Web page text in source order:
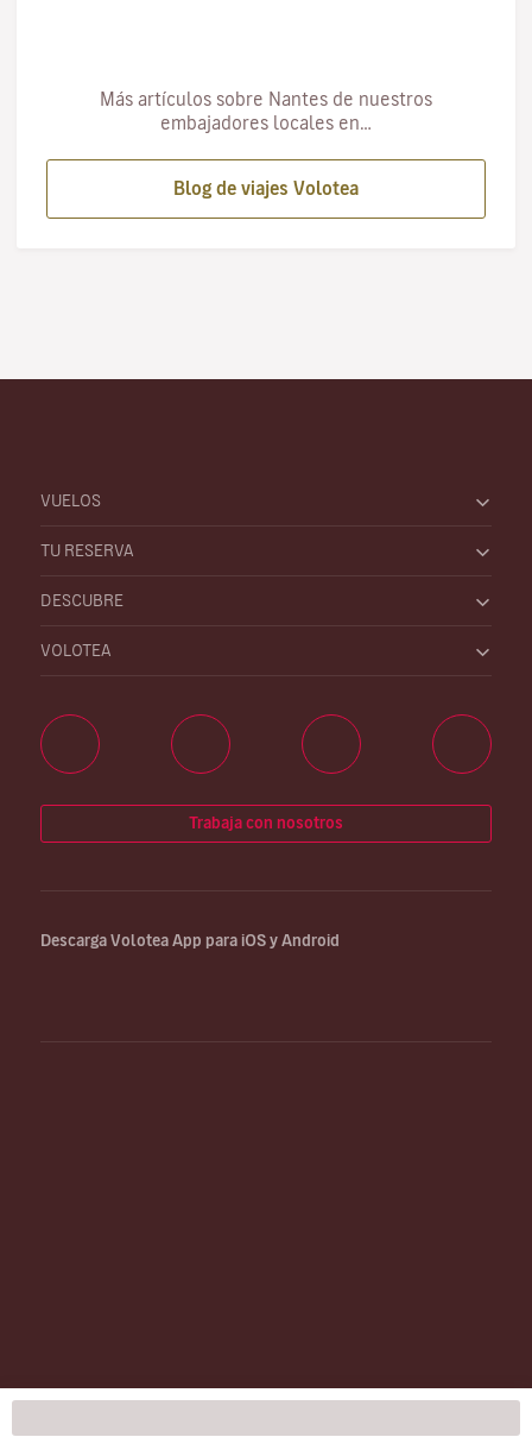
Más artículos sobre Nantes de nuestros
embajadores locales en…
Blog de viajes Volotea
VUELOS
TU RESERVA
DESCUBRE
VOLOTEA
Trabaja con nosotros
Descarga Volotea App para iOS y Android